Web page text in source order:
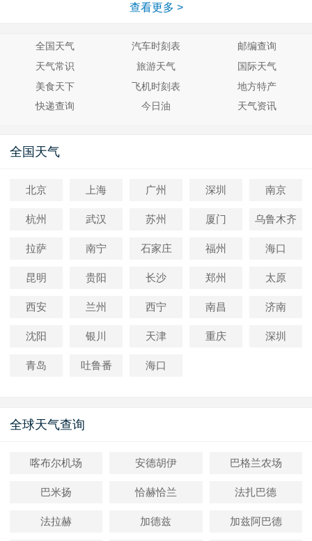
查看更多 >
全国天气 汽车时刻表
邮编查询
天气常识
旅游天气
国际天气
美食天下
飞机时刻表
地方特产
快递查询
今日油 天气资讯
全国天气
北京 上海 广州 深圳 南京
杭州 武汉 苏州 厦门 乌鲁木齐
拉萨 南宁 石家庄 福州 海口
昆明 贵阳 长沙 郑州 太原
西安 兰州 西宁 南昌 济南
沈阳 银川 天津 重庆 深圳
青岛 吐鲁番 海口
全球天气查询
喀布尔机场 安德胡伊 巴格兰农场
巴米扬 恰赫恰兰 法扎巴德
法拉赫 加德兹 加兹阿巴德